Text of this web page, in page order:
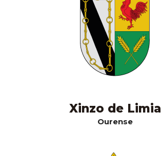
Xinzo de Limia
Ourense